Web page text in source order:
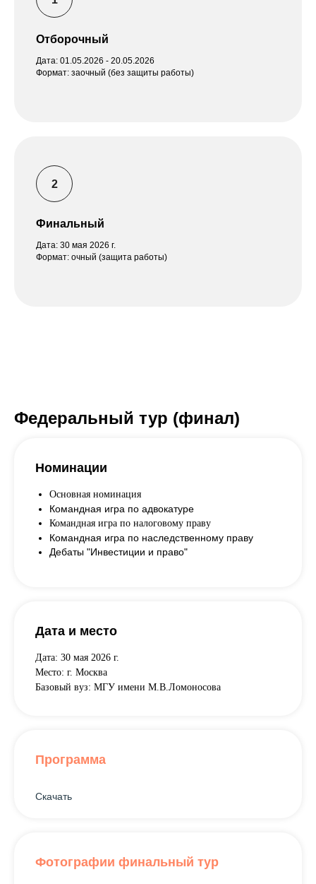
Отборочный
Дата: 01.05.2026 - 20.05.2026
Формат: заочный (без защиты работы)
Финальный
Дата: 30 мая 2026 г.
Формат: очный (защита работы)
Федеральный тур (финал)
Номинации
Основная номинация
Командная игра по адвокатуре
Командная игра по налоговому праву
Командная игра по наследственному праву
Дебаты "Инвестиции и право"
Дата и место
Дата: 30 мая 2026 г.
Место: г. Москва
Базовый вуз: МГУ имени М.В.Ломоносова
Программа
Скачать
Фотографии финальный тур
СОЦИАЛЬНЫЕ СЕТИ
НАБЕРЕЖНАЯ, 26/55 СТР.7